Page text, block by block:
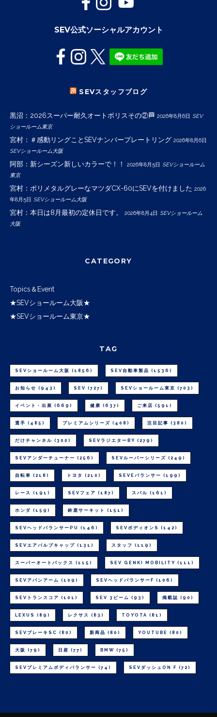
SEV公式ソーシャルアカウント
SEVスタッフブログ
黒沼：2026スーパー耐久オートポリスその②🏁 2026年8月6日 SEV
ショールーム東京
宮村：＃感動リングことSEVナンバープレートリング 2026年8月6日
SEVショールーム大阪
阿部：新シーズン新しいカラーで！！ 2026年8月5日 SEVショールーム
東京
宮村：ポリメタルグレーなマツダCX-60にSEVを付けました 2026
年8月5日 SEVショールーム大阪
宮村：本日は8月最初の定休日です。 2026年8月4日 SEVショールーム
大阪
CATEGORY
Topics＆Event
★SEVショールーム大阪★
★SEVショールーム東京★
TAG
SEVショールーム大阪 (1856) SEV自動車製品 (1536)
お知らせ (943) SEV (727) SEVショールーム東京 (703)
イベント・出展 (669) 健康 (637) ご来店 (591)
選手 (485) プレミアムシリーズ (408) 注目記事 (380)
だけチャンネル (300) SEVラジエターBY (279)
SEVアンダーチューナー (256) SEVルーパーシリーズ (249)
自転車 (218) トヨタ (210) SEVEバランサー (199)
レース (191) SEVフェア (187) スバル (161)
ホンダ (159) 鈴鹿サーキット (151)
SEVヘッドバランサーPU (146) SEVボディオンS (142)
SEVエアバルブキャップ (131) スタッフ (119)
スーパーオートバックス (115) SEV GENKI MOBILITY (111)
SEVアバンアーム (109) SEVヘッドバランサーF (106)
SEVトランスコア (101) SEV 3ビーム (93) 掲載誌 (90)
LEXUS (89) レクサス (83) TOYOTA (81)
SEVブレーキSC (80) 新商品 (80) YOUTUBE (80)
大阪 (79) 日産 (77) BMW (75)
SEVプレミアムボディバランサー (74) SEVダッシュON F (72)